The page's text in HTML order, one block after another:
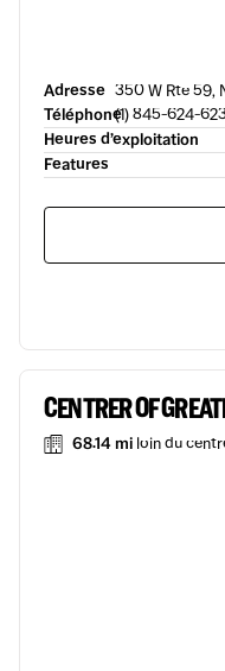
Adresse 350 W Rte 59,
Téléphone(1) 845-624-
Heures d’exploitation
Features
CENTRER OF
68.14 mi loin du